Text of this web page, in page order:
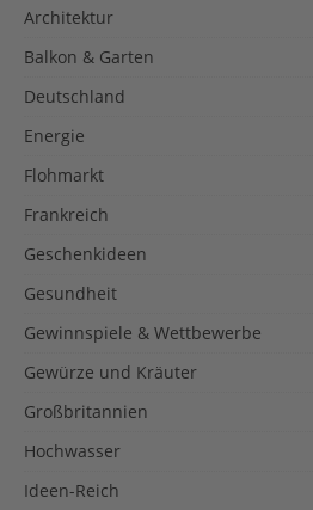
Architektur
Balkon & Garten
Deutschland
Energie
Flohmarkt
Frankreich
Geschenkideen
Gesundheit
Gewinnspiele & Wettbewerbe
Gewürze und Kräuter
Großbritannien
Hochwasser
Ideen-Reich